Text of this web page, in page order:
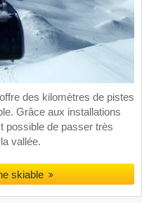
des kilomètres de pistes
Grâce aux installations
possible de passer très
vallée.
skiable